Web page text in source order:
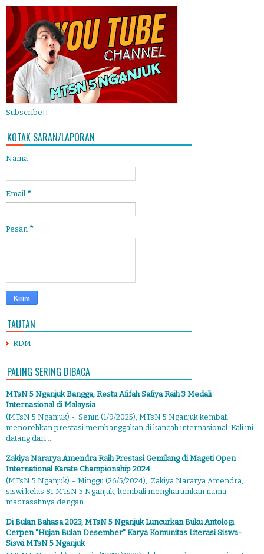
Subscribe!!
KOTAK SARAN/LAPORAN
Nama
Email *
Pesan *
TAUTAN
RDM
PALING SERING DIBACA
MTsN 5 Nganjuk Bangga, Restu Afifah Safiya Raih 3 Medali
Internasional di Malaysia
(MTsN 5 Nganjuk) - Senin (1/9/2025), MTsN 5 Nganjuk kembali
menorehkan prestasi membanggakan di kancah internasional. Kali ini
datang dari ...
Zakiya Nararya Amendra Raih Prestasi Gemilang di Mageti Open
International Karate Championship 2024
(MTsN 5 Nganjuk) – Minggu (26/5/2024), Zakiya Nararya Amendra,
siswi kelas 8I MTsN 5 Nganjuk, kembali mengharumkan nama
madrasahnya dengan ...
Di Bulan Bahasa 2023, MTsN 5 Nganjuk Luncurkan Buku Antologi
Cerpen "Hujan Bulan Desember" Karya Komunitas Literasi Siswa-
Siswi MTsN 5 Nganjuk